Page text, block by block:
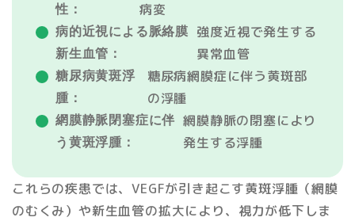
性：
病変
病的近視による脈絡膜
新生血管：
強度近視で発生する
異常血管
糖尿病黄斑浮
腫：
糖尿病網膜症に伴う黄斑部
の浮腫
網膜静脈閉塞症に伴
う黄斑浮腫：
網膜静脈の閉塞により
発生する浮腫
これらの疾患では、VEGFが引き起こす黄斑浮腫（網膜
のむくみ）や新生血管の拡大により、視力が低下しま